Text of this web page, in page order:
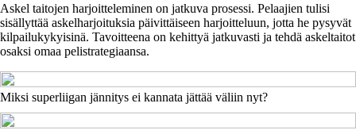
Askel taitojen harjoitteleminen on jatkuva prosessi. Pelaajien tulisi
sisällyttää askelharjoituksia päivittäiseen harjoitteluun, jotta he pysyvät
kilpailukykyisinä. Tavoitteena on kehittyä jatkuvasti ja tehdä askeltaitot
osaksi omaa pelistrategiaansa.
Miksi superliigan jännitys ei kannata jättää väliin nyt?